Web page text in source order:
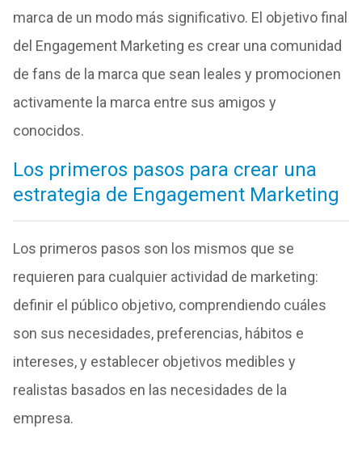
marca de un modo más significativo. El objetivo final
del Engagement Marketing es crear una comunidad
de fans de la marca que sean leales y promocionen
activamente la marca entre sus amigos y
conocidos.
Los primeros pasos para crear una
estrategia de Engagement Marketing
Los primeros pasos son los mismos que se
requieren para cualquier actividad de marketing:
definir el público objetivo, comprendiendo cuáles
son sus necesidades, preferencias, hábitos e
intereses, y establecer objetivos medibles y
realistas basados en las necesidades de la
empresa.